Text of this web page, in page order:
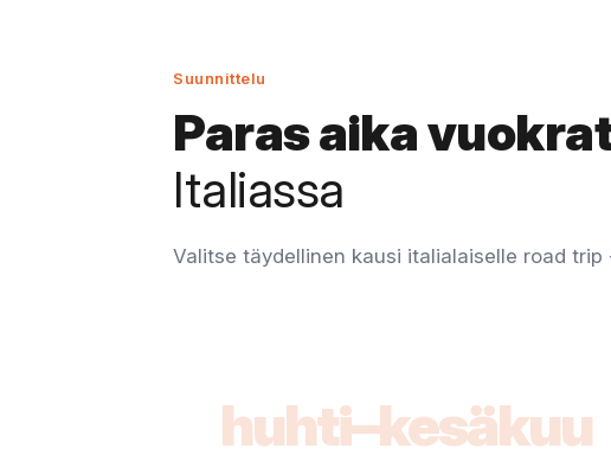
Suunnittelu
Paras aika
Italiassa
Valitse täydellinen kausi italialaiselle road trip
huhti–kesäkuu